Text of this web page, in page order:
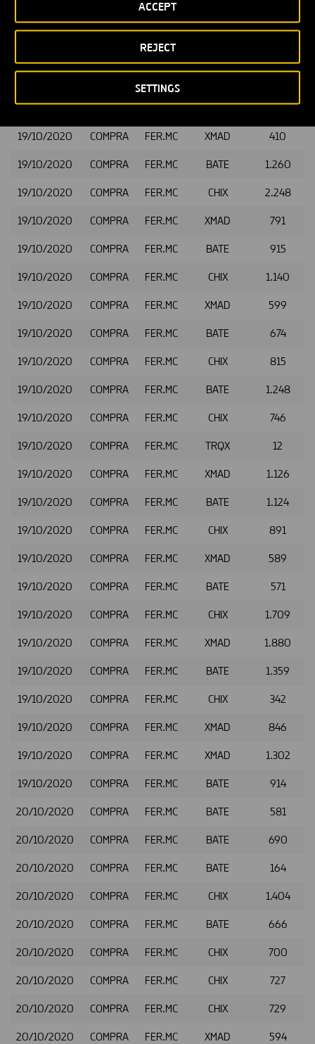
SETTINGS
REJECT
ACCEPT
19/10/2020 COMPRA FER.MC CHIX 659
FER.MC
19/10/2020 COMPRA FER.MC CHIX 274
19/10/2020 COMPRA FER.MC XMAD 410
19/10/2020 COMPRA FER.MC BATE 1.260
19/10/2020 COMPRA FER.MC CHIX 2.248
19/10/2020 COMPRA FER.MC XMAD 791
19/10/2020 COMPRA FER.MC BATE 915
19/10/2020 COMPRA FER.MC CHIX 1.140
19/10/2020 COMPRA FER.MC XMAD 599
19/10/2020 COMPRA FER.MC BATE 674
19/10/2020 COMPRA FER.MC CHIX 815
19/10/2020 COMPRA FER.MC BATE 1.248
19/10/2020 COMPRA FER.MC CHIX 746
19/10/2020 COMPRA FER.MC TRQX 12
19/10/2020 COMPRA FER.MC XMAD 1.126
19/10/2020 COMPRA FER.MC BATE 1.124
19/10/2020 COMPRA FER.MC CHIX 891
19/10/2020 COMPRA FER.MC XMAD 589
19/10/2020 COMPRA FER.MC BATE 571
19/10/2020 COMPRA FER.MC CHIX 1.709
19/10/2020 COMPRA FER.MC XMAD 1.880
19/10/2020 COMPRA FER.MC BATE 1.359
19/10/2020 COMPRA FER.MC CHIX 342
19/10/2020 COMPRA FER.MC XMAD 846
19/10/2020 COMPRA FER.MC XMAD 1.302
19/10/2020 COMPRA FER.MC BATE 914
20/10/2020 COMPRA FER.MC BATE 581
20/10/2020 COMPRA FER.MC BATE 690
20/10/2020 COMPRA FER.MC BATE 164
20/10/2020 COMPRA FER.MC CHIX 1.404
20/10/2020 COMPRA FER.MC BATE 666
20/10/2020 COMPRA FER.MC CHIX 700
20/10/2020 COMPRA FER.MC CHIX 727
20/10/2020 COMPRA FER.MC CHIX 729
20/10/2020 COMPRA FER.MC XMAD 594